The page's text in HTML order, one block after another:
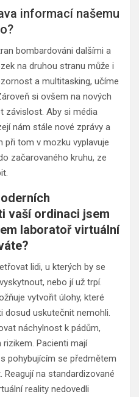
informací našemu
bombardováni dalšími a
na druhou stranu může i
a multitasking, učíme
si ovšem na nových
závislost. Aby si média
nám stále nové zprávy a
při tom v mozku vyplavuje
začarovaného kruhu, ze
vaší ordinaci jsem
laboratoř virtuální
lidi, u kterých by se
nebo jí už trpí.
vytvořit úlohy, které
dosud uskutečnit nemohli.
náchylnost k pádům,
Pacienti mají
pohybujícím se předmětem
na standardizované
reality nedovedli